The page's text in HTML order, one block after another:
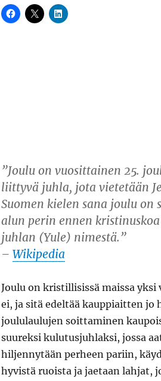
”Joulu on vuosittainen 25.
liittyvä juhla, jota vietetään
Suomen kielen sana joulu
alun perin ennen
juhlan (Yule) nimestä.”
– Wikipedia
Joulu on kristillisissä maissa
ei, ja sitä edeltää kauppiaitten
joululaulujen soittaminen
suureksi kulutusjuhlaksi, jossa
hiljennytään perheen pariin,
hyvistä ruoista ja jaetaan lahjat,